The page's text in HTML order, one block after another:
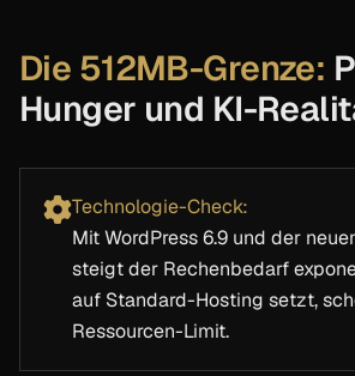
Die 512MB-Grenze:
Hunger und KI-
Technologie-Check:
Mit WordPress 6.9 und der
steigt der Rechenbedarf
auf Standard-Hosting setzt,
Ressourcen-Limit.